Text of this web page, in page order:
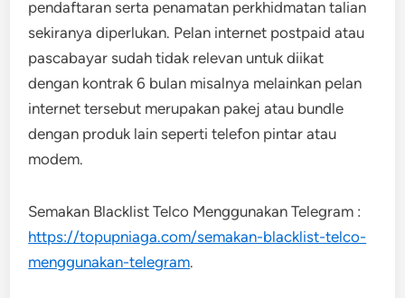
pendaftaran serta penamatan perkhidmatan talian
sekiranya diperlukan. Pelan internet postpaid atau
pascabayar sudah tidak relevan untuk diikat
dengan kontrak 6 bulan misalnya melainkan pelan
internet tersebut merupakan pakej atau bundle
dengan produk lain seperti telefon pintar atau
modem.
Semakan Blacklist Telco Menggunakan Telegram :
https://topupniaga.com/semakan-blacklist-telco-
menggunakan-telegram.